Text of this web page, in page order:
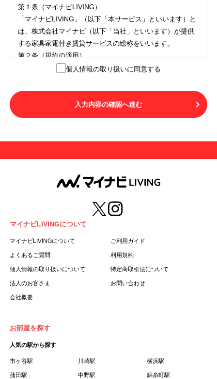
第１条（マイナビLIVING）
「マイナビLIVING」（以下「本サービス」といいます）と
は、株式会社マイナビ（以下「当社」といいます）が提供
する家具家電付き賃貸サービスの総称をいいます。
第２条（規約の適用）
１.本サービスを利用する者（以下「利用者」といいます）
LIVINGご契約にあたり取得する個人情報の取り扱いについ
て」の内容をすべて承諾したものとみなされます。不承諾
の意思表示は、本サービスを利用しないことをもってのみ
用することはできません。
第３条（用語の定義）
１.「本サ―ビス」とは、第１章第１条で規定する当社が運
営するマイナビLIVINGを意味します。
２.「利用者」とは、第１章第２条に規定する本サービスを
利用する個人を意味します。
３.「本サイト」とは、当社が運営する本サービスに関する
ます。
５.「会員」とは、第２章第１条に基づき会員登録が完了し
た個人を意味します。
録した情報、本サービス利用中に当社が登録を求めた情報
った場合の当該情報を意味します。
７.「本会員制度」とは、会員による本サービスの利用の促
進を目的とした会員制度を意味します。
個人情報の取り扱いに同意する
入力内容の確認へ進む
マイナビLIVINGについて
マイナビLIVINGについて ご利用ガイド
よくあるご質問 利用規約
個人情報の取り扱いについて 特定商取引法について
法人のお客さま お問い合わせ
会社概要
お部屋を探す
人気の駅から探す
市ヶ谷駅 川崎駅 横浜駅
蒲田駅 中野駅 錦糸町駅